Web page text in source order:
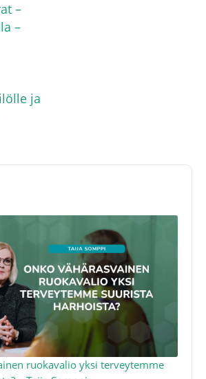
–
–
ja
ruokavalio yksi terveytemme